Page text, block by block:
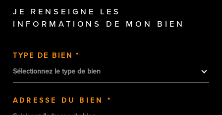
JE RENSEIGNE LES
INFORMATIONS DE MON BIEN
TYPE DE BIEN *
Sélectionnez le type de bien
ADRESSE DU BIEN *